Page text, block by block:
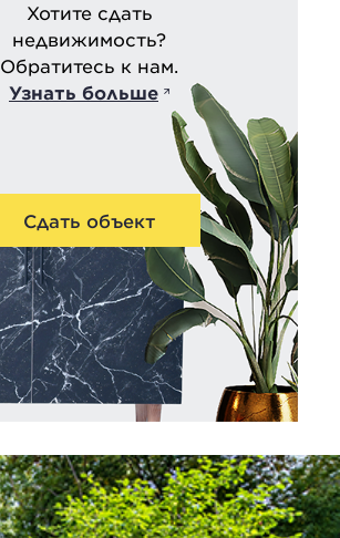
Хотите сдать
недвижимость?
Обратитесь к нам.
Узнать больше
Сдать объект